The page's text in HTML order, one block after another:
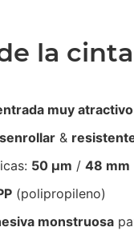
la
muy atractivo
&
50 µm / 48 mm
(polipropileno)
monstruosa